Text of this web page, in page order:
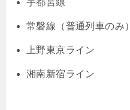
常磐線（普通列車のみ）
上野東京ライン
湘南新宿ライン